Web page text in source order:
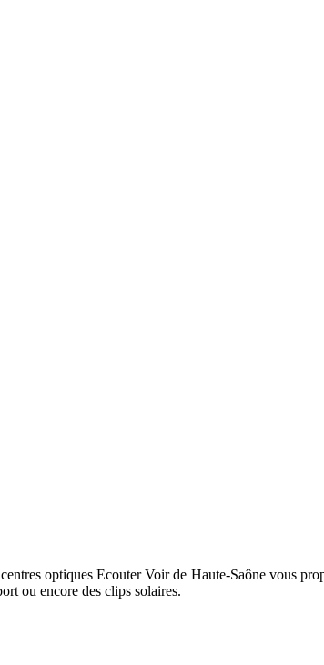
optiques Ecouter Voir de Haute-Saône vous
ou encore des clips solaires.